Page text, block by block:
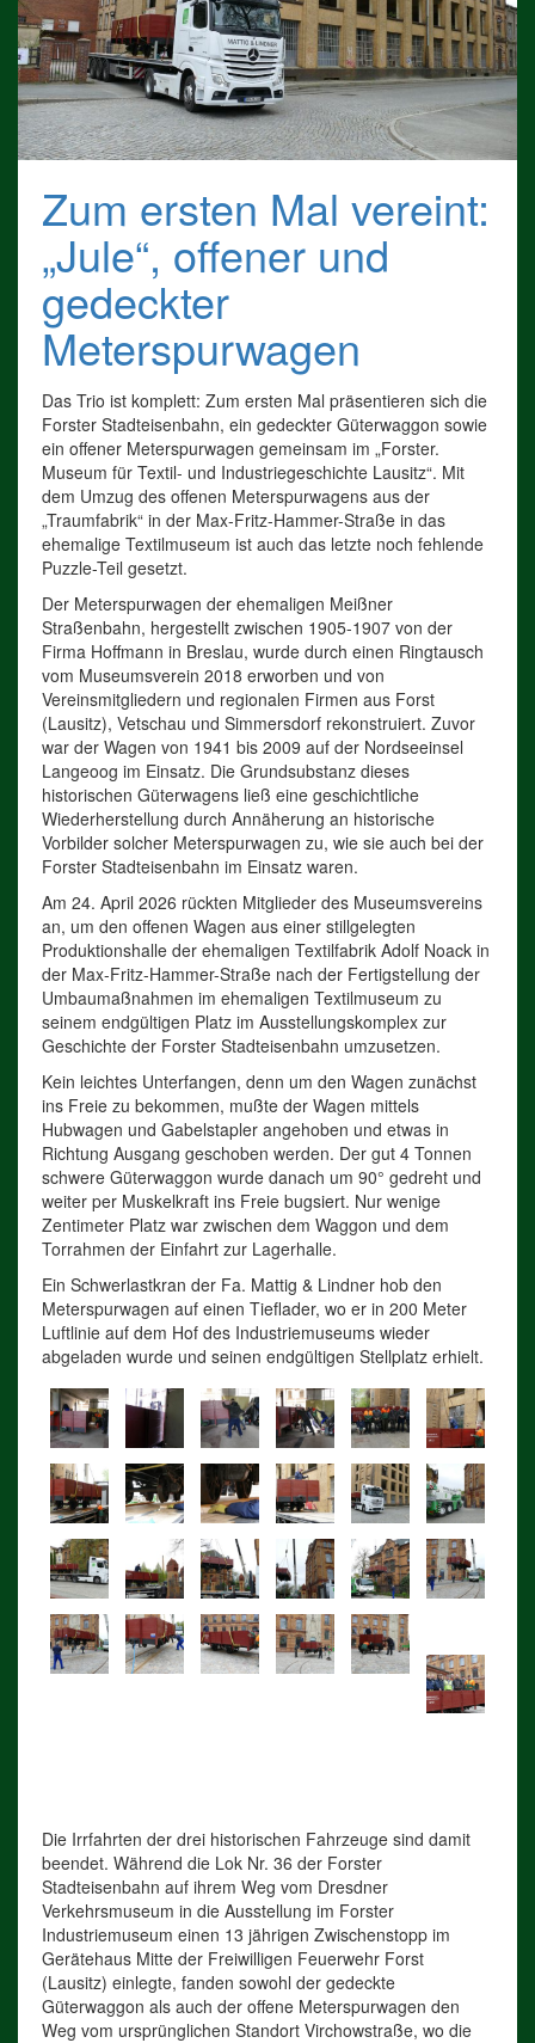
Zum ersten Mal vereint:
„Jule“, offener und
gedeckter
Meterspurwagen
Das Trio ist komplett: Zum ersten Mal präsentieren sich die
Forster Stadteisenbahn, ein gedeckter Güterwaggon sowie
ein offener Meterspurwagen gemeinsam im „Forster.
Museum für Textil- und Industriegeschichte Lausitz“. Mit
dem Umzug des offenen Meterspurwagens aus der
„Traumfabrik“ in der Max-Fritz-Hammer-Straße in das
ehemalige Textilmuseum ist auch das letzte noch fehlende
Puzzle-Teil gesetzt.
Der Meterspurwagen der ehemaligen Meißner
Straßenbahn, hergestellt zwischen 1905-1907 von der
Firma Hoffmann in Breslau, wurde durch einen Ringtausch
vom Museumsverein 2018 erworben und von
Vereinsmitgliedern und regionalen Firmen aus Forst
(Lausitz), Vetschau und Simmersdorf rekonstruiert. Zuvor
war der Wagen von 1941 bis 2009 auf der Nordseeinsel
Langeoog im Einsatz. Die Grundsubstanz dieses
historischen Güterwagens ließ eine geschichtliche
Wiederherstellung durch Annäherung an historische
Vorbilder solcher Meterspurwagen zu, wie sie auch bei der
Forster Stadteisenbahn im Einsatz waren.
Am 24. April 2026 rückten Mitglieder des Museumsvereins
an, um den offenen Wagen aus einer stillgelegten
Produktionshalle der ehemaligen Textilfabrik Adolf Noack in
der Max-Fritz-Hammer-Straße nach der Fertigstellung der
Umbaumaßnahmen im ehemaligen Textilmuseum zu
seinem endgültigen Platz im Ausstellungskomplex zur
Geschichte der Forster Stadteisenbahn umzusetzen.
Kein leichtes Unterfangen, denn um den Wagen zunächst
ins Freie zu bekommen, mußte der Wagen mittels
Hubwagen und Gabelstapler angehoben und etwas in
Richtung Ausgang geschoben werden. Der gut 4 Tonnen
schwere Güterwaggon wurde danach um 90° gedreht und
weiter per Muskelkraft ins Freie bugsiert. Nur wenige
Zentimeter Platz war zwischen dem Waggon und dem
Torrahmen der Einfahrt zur Lagerhalle.
Ein Schwerlastkran der Fa. Mattig & Lindner hob den
Meterspurwagen auf einen Tieflader, wo er in 200 Meter
Luftlinie auf dem Hof des Industriemuseums wieder
abgeladen wurde und seinen endgültigen Stellplatz erhielt.
Die Irrfahrten der drei historischen Fahrzeuge sind damit
beendet. Während die Lok Nr. 36 der Forster
Stadteisenbahn auf ihrem Weg vom Dresdner
Verkehrsmuseum in die Ausstellung im Forster
Industriemuseum einen 13 jährigen Zwischenstopp im
Gerätehaus Mitte der Freiwilligen Feuerwehr Forst
(Lausitz) einlegte, fanden sowohl der gedeckte
Güterwaggon als auch der offene Meterspurwagen den
Weg vom ursprünglichen Standort Virchowstraße, wo die